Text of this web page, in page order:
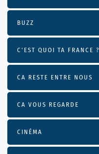
BUZZ
C'EST QUOI TA FRANCE ?
CA RESTE ENTRE NOUS
CA VOUS REGARDE
CINÉMA